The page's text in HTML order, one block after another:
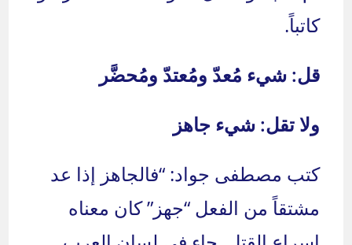
كاتباً.
قل: شيء مُعدّ ومُعتدّ ومُحضَّر
ولا تقل: شيء جاهز
كتب مصطفى جواد: “فالجاهز إذا عد
مشتقاً من الفعل “جهز” كان معناه